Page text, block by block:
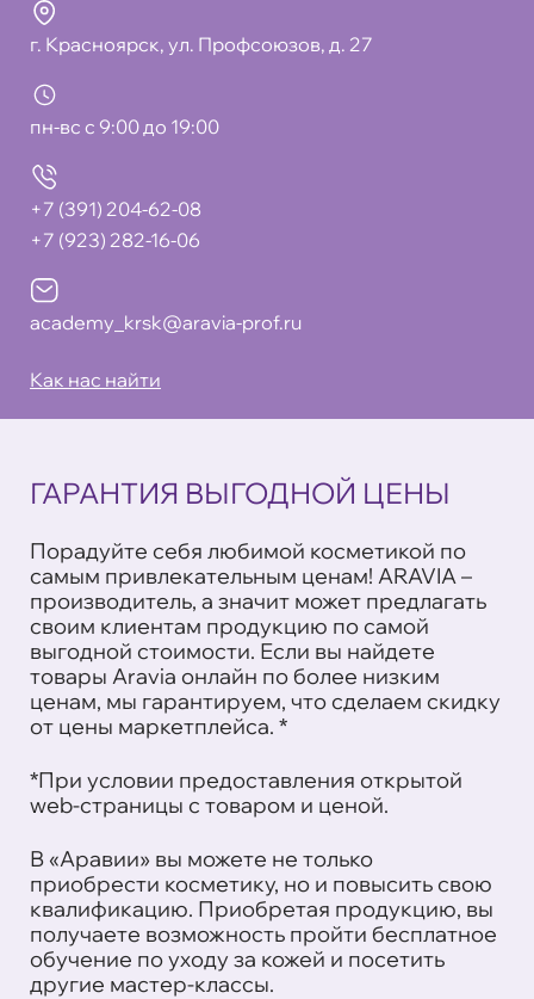
г. Красноярск, ул. Профсоюзов, д. 27
пн-вс с 9:00 до 19:00
+7 (391) 204-62-08
+7 (923) 282-16-06
academy_krsk@aravia-prof.ru
Как нас найти
ГАРАНТИЯ ВЫГОДНОЙ ЦЕНЫ
Порадуйте себя любимой косметикой по
самым привлекательным ценам! ARAVIA –
производитель, а значит может предлагать
своим клиентам продукцию по самой
выгодной стоимости. Если вы найдете
товары Aravia онлайн по более низким
ценам, мы гарантируем, что сделаем скидку
от цены маркетплейса. *
*При условии предоставления открытой
web-страницы с товаром и ценой.
В «Аравии» вы можете не только
приобрести косметику, но и повысить свою
квалификацию. Приобретая продукцию, вы
получаете возможность пройти бесплатное
обучение по уходу за кожей и посетить
другие мастер-классы.